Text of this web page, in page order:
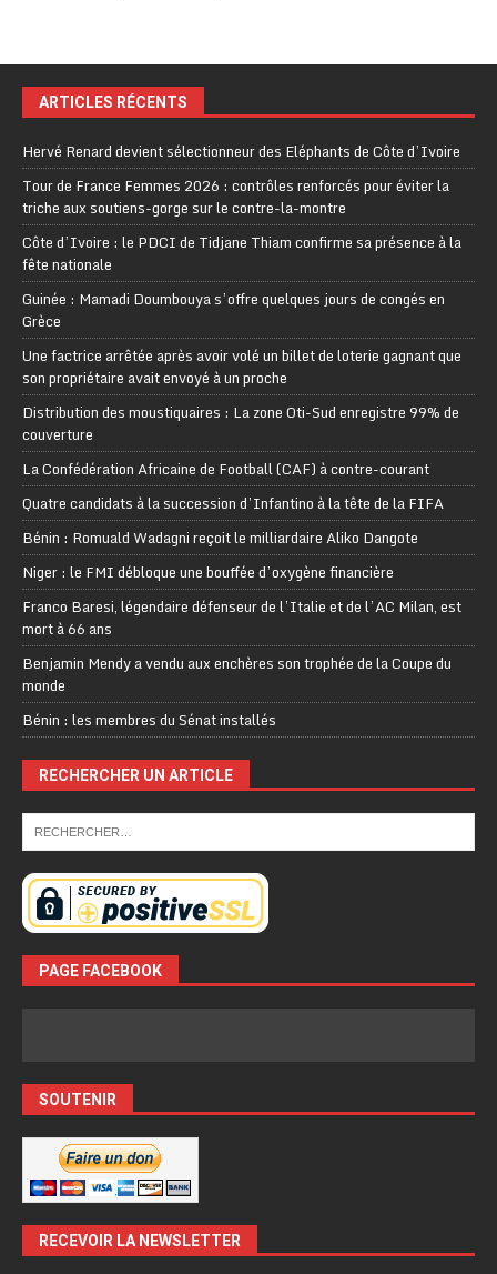
ARTICLES RÉCENTS
Hervé Renard devient sélectionneur des Eléphants de Côte d’Ivoire
Tour de France Femmes 2026 : contrôles renforcés pour éviter la
triche aux soutiens-gorge sur le contre-la-montre
Côte d’Ivoire : le PDCI de Tidjane Thiam confirme sa présence à la
fête nationale
Guinée : Mamadi Doumbouya s’offre quelques jours de congés en
Grèce
Une factrice arrêtée après avoir volé un billet de loterie gagnant que
son propriétaire avait envoyé à un proche
Distribution des moustiquaires : La zone Oti-Sud enregistre 99% de
couverture
La Confédération Africaine de Football (CAF) à contre-courant
Quatre candidats à la succession d’Infantino à la tête de la FIFA
Bénin : Romuald Wadagni reçoit le milliardaire Aliko Dangote
Niger : le FMI débloque une bouffée d’oxygène financière
Franco Baresi, légendaire défenseur de l’Italie et de l’AC Milan, est
mort à 66 ans
Benjamin Mendy a vendu aux enchères son trophée de la Coupe du
monde
Bénin : les membres du Sénat installés
RECHERCHER UN ARTICLE
PAGE FACEBOOK
SOUTENIR
RECEVOIR LA NEWSLETTER